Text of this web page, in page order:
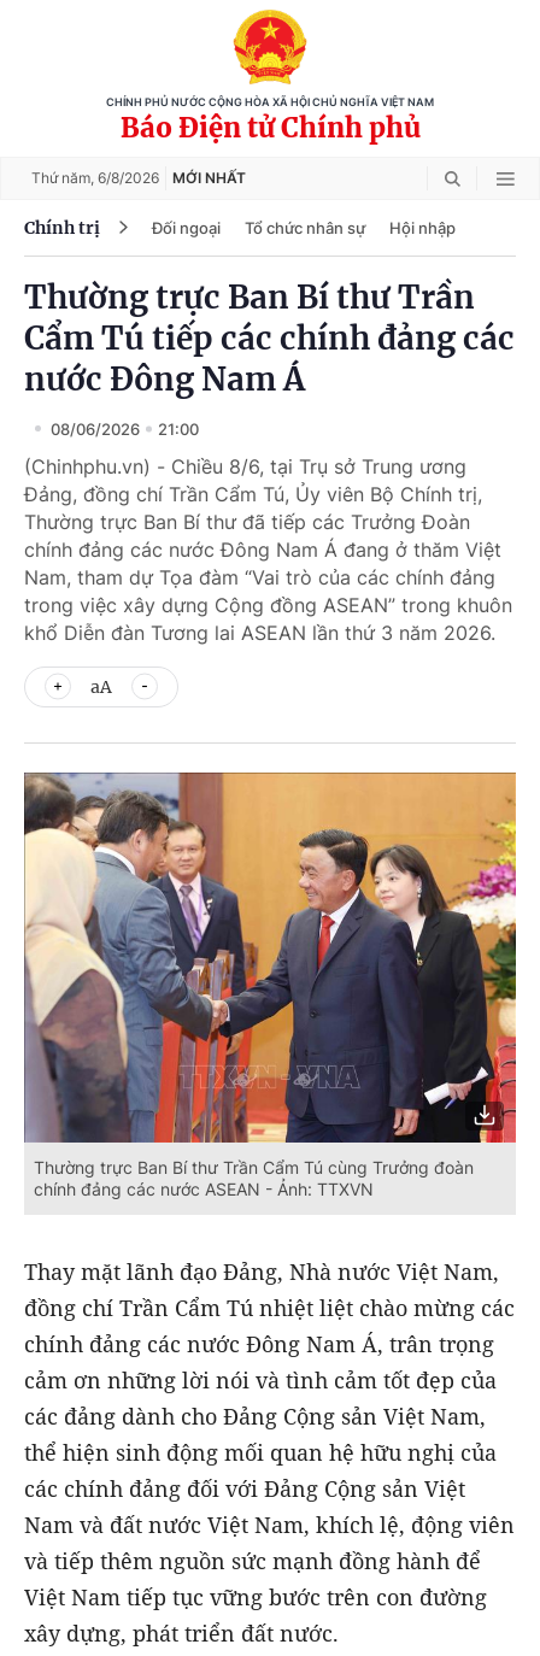
CHÍNH PHỦ NƯỚC CỘNG HÒA XÃ HỘI CHỦ NGHĨA VIỆT NAM
Báo Điện tử Chính phủ
Thứ năm, 6/8/2026 MỚI NHẤT
Chính trị Đối ngoại Tổ chức nhân sự Hội nhập
Thường trực Ban Bí thư Trần
Cẩm Tú tiếp các chính đảng các
nước Đông Nam Á
08/06/2026 21:00
(Chinhphu.vn) - Chiều 8/6, tại Trụ sở Trung ương
Đảng, đồng chí Trần Cẩm Tú, Ủy viên Bộ Chính trị,
Thường trực Ban Bí thư đã tiếp các Trưởng Đoàn
chính đảng các nước Đông Nam Á đang ở thăm Việt
Nam, tham dự Tọa đàm “Vai trò của các chính đảng
trong việc xây dựng Cộng đồng ASEAN” trong khuôn
khổ Diễn đàn Tương lai ASEAN lần thứ 3 năm 2026.
aA
Thường trực Ban Bí thư Trần Cẩm Tú cùng Trưởng đoàn
chính đảng các nước ASEAN - Ảnh: TTXVN
Thay mặt lãnh đạo Đảng, Nhà nước Việt Nam,
đồng chí Trần Cẩm Tú nhiệt liệt chào mừng các
chính đảng các nước Đông Nam Á, trân trọng
cảm ơn những lời nói và tình cảm tốt đẹp của
các đảng dành cho Đảng Cộng sản Việt Nam,
thể hiện sinh động mối quan hệ hữu nghị của
các chính đảng đối với Đảng Cộng sản Việt
Nam và đất nước Việt Nam, khích lệ, động viên
và tiếp thêm nguồn sức mạnh đồng hành để
Việt Nam tiếp tục vững bước trên con đường
xây dựng, phát triển đất nước.